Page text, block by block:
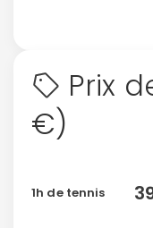
Prix
€)
1h de tennis